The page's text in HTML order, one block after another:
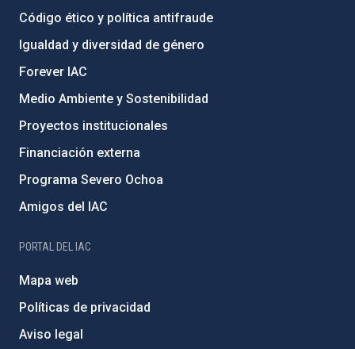
Código ético y política antifraude
Igualdad y diversidad de género
Forever IAC
Medio Ambiente y Sostenibilidad
Proyectos institucionales
Financiación externa
Programa Severo Ochoa
Amigos del IAC
PORTAL DEL IAC
Mapa web
Políticas de privacidad
Aviso legal